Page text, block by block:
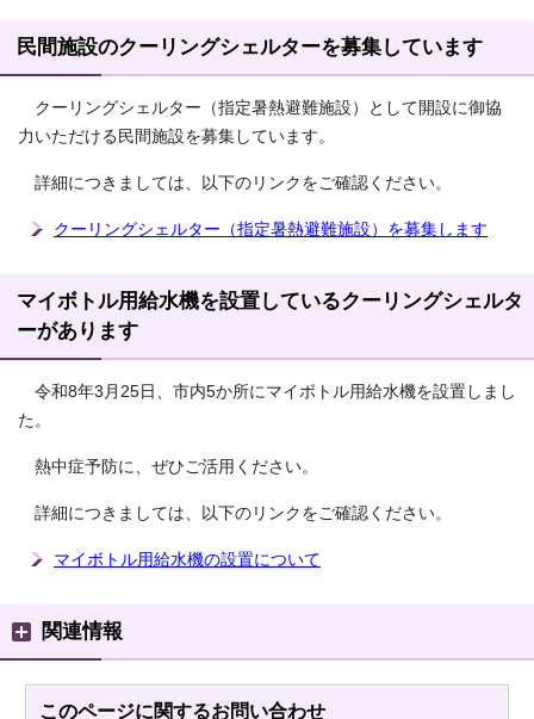
民間施設のクーリングシェルターを募集しています
クーリングシェルター（指定暑熱避難施設）として開設に御協
力いただける民間施設を募集しています。
詳細につきましては、以下のリンクをご確認ください。
クーリングシェルター（指定暑熱避難施設）を募集します
マイボトル用給水機を設置しているクーリングシェルタ
ーがあります
令和8年3月25日、市内5か所にマイボトル用給水機を設置しまし
た。
熱中症予防に、ぜひご活用ください。
詳細につきましては、以下のリンクをご確認ください。
マイボトル用給水機の設置について
関連情報
このページに関するお問い合わせ